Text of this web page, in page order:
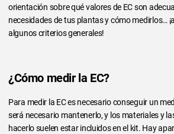
orientación sobre qué valores de EC son
necesidades de tus plantas y cómo medirlos…
algunos criterios generales!
¿Cómo medir la EC?
Para medir la EC es necesario conseguir un
será necesario mantenerlo, y los materiales y
hacerlo suelen estar incluidos en el kit. Hay